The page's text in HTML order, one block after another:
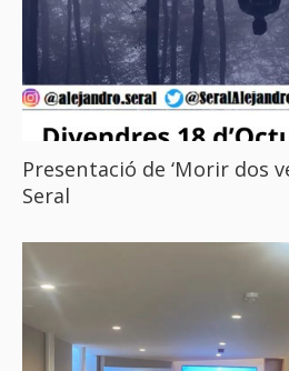
Presentació de ‘Morir dos
Seral